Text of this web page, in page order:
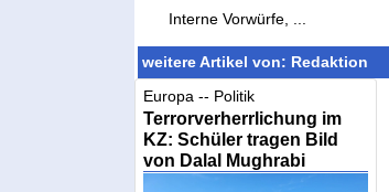
Interne Vorwürfe, ...
weitere Artikel von: Redaktion
Europa -- Politik
Terrorverherrlichung im
KZ: Schüler tragen Bild
von Dalal Mughrabi